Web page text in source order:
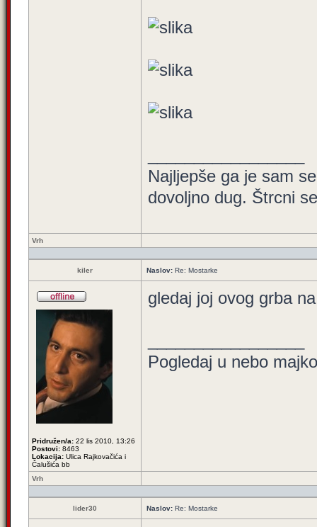
Najljepše ga je sam
dovoljno dug. Štrcni
Vrh
kiler Naslov: Re: Mostarke
Pridružen/a: 22 lis 2010, 13:26
Postovi: 8463
Lokacija: Ulica Rajkovačića i
Čalušića bb
gledaj joj ovog grba
Pogledaj u nebo
Vrh
lider30 Naslov: Re: Mostarke